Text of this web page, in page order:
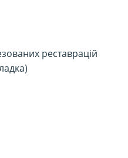
реставрацій